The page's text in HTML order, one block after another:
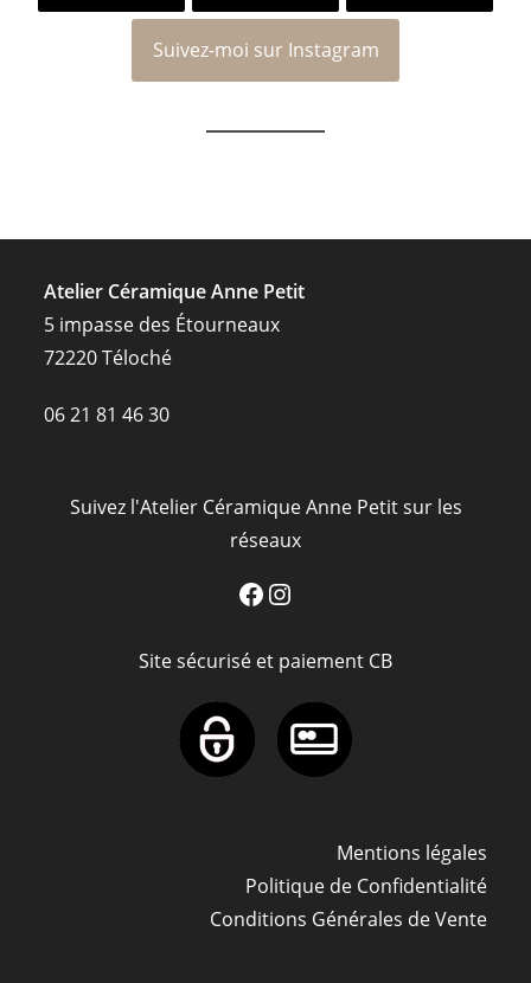
Suivez-moi sur Instagram
Atelier Céramique Anne Petit
5 impasse des Étourneaux
72220 Téloché
06 21 81 46 30
Suivez l'Atelier Céramique Anne Petit sur les
réseaux
FacebookInstagram
Site sécurisé et paiement CB
Mentions légales
Politique de Confidentialité
Conditions Générales de Vente